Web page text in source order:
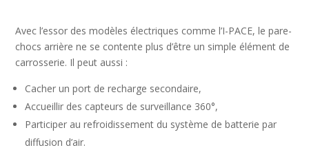
Avec l’essor des modèles électriques comme l’I-PACE, le pare-
chocs arrière ne se contente plus d’être un simple élément de
carrosserie. Il peut aussi :
Cacher un port de recharge secondaire,
Accueillir des capteurs de surveillance 360°,
Participer au refroidissement du système de batterie par
diffusion d’air.